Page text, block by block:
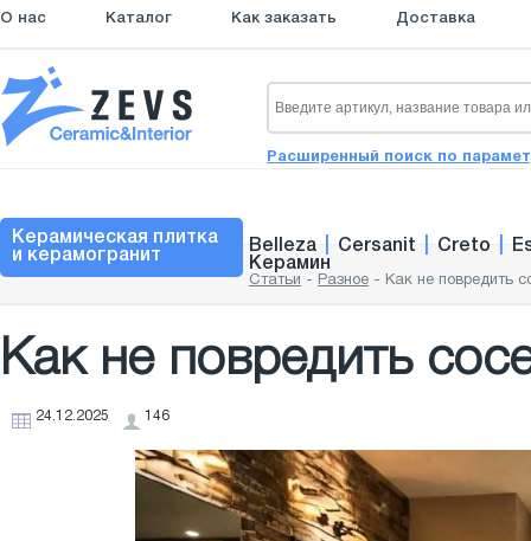
О нас Каталог Как заказать Доставка
Расширенный поиск по
Керамическая плитка
и керамогранит
Belleza Cersanit Creto
Керамин
Статьи - Разное - Как не повредить
Как не повредить
24.12.2025 146